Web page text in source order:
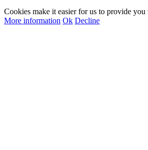
Cookies make it easier for us to provide
More information Ok Decline